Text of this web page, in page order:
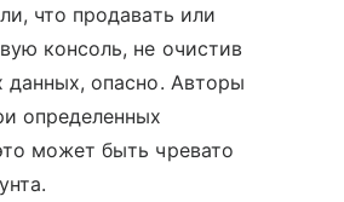
что продавать или
консоль, не очистив
данных, опасно. Авторы
определенных
может быть чревато